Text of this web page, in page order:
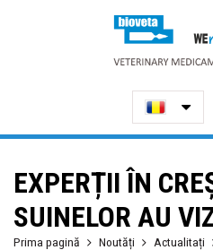
EXPERȚII ÎN
SUINELOR AU
Prima pagină Noutăți Actualitați